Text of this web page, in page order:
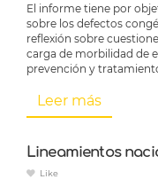
El informe tiene por
sobre los defectos
reflexión sobre
carga de morbilidad de
prevención y
Leer más
Lineamientos
Like